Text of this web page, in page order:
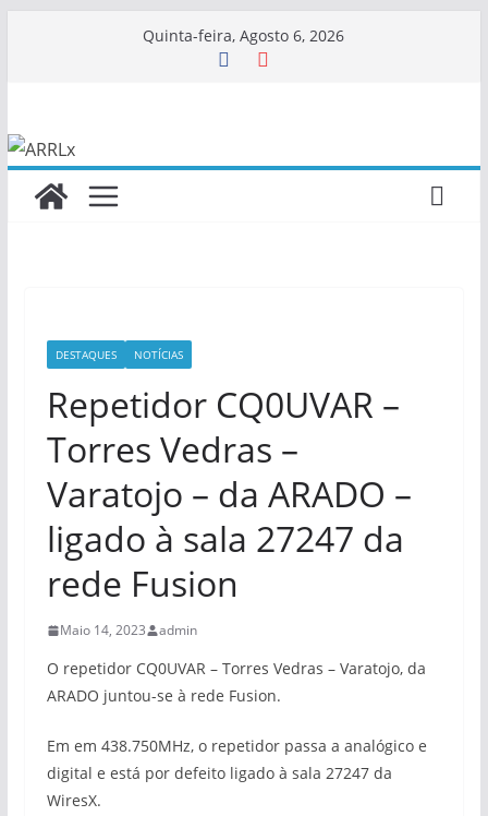
Quinta-feira, Agosto 6, 2026
DESTAQUES NOTÍCIAS
Repetidor CQ0UVAR –
Torres Vedras –
Varatojo – da ARADO –
ligado à sala 27247 da
rede Fusion
Maio 14, 2023 admin
O repetidor CQ0UVAR – Torres Vedras – Varatojo, da
ARADO juntou-se à rede Fusion.
Em em 438.750MHz, o repetidor passa a analógico e
digital e está por defeito ligado à sala 27247 da
WiresX.